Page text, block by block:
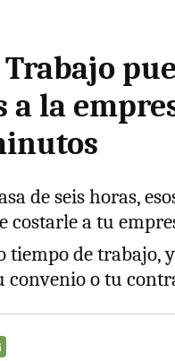
a la
de seis horas,
costarle a tu
tiempo de trabajo,
convenio o tu